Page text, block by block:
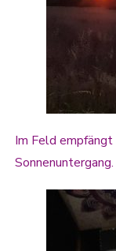
Im Feld empfängt
Sonnenuntergang.